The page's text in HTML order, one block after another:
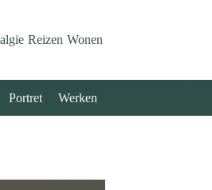
Reizen Wonen
Portret Werken